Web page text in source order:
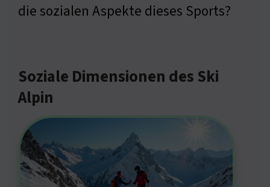
die sozialen Aspekte dieses Sports?
Soziale Dimensionen des Ski
Alpin